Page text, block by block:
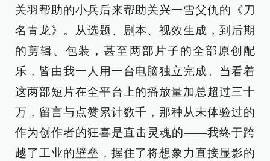
关羽帮助的小兵后来帮助关兴一雪父仇的《刀
名青龙》。从选题、剧本、视效生成，到后期
的剪辑、包装，甚至两部片子的全部原创配
乐，皆由我一人用一台电脑独立完成。当看着
这两部短片在全平台上的播放量加总超过三十
万，留言与点赞累计数千，那种从未体验过的
作为创作者的狂喜是直击灵魂的——我终于跨
越了工业的壁垒，握住了将想象力直接显影的